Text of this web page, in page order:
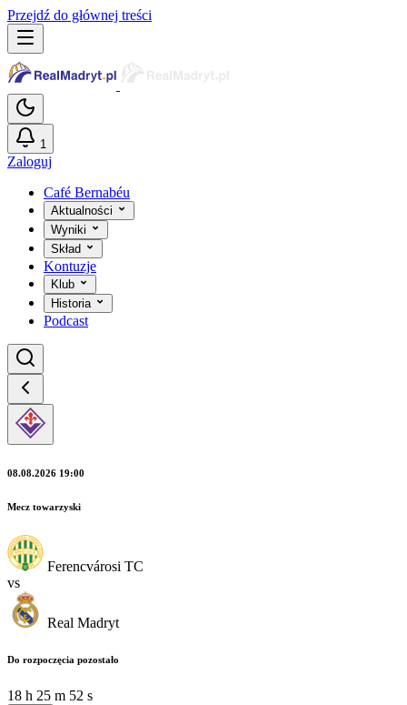
Przejdź do głównej treści
1
Zaloguj
Café Bernabéu
Aktualności
Wyniki
Skład
Kontuzje
Klub
Historia
Podcast
08.08.2026 19:00
Mecz towarzyski
Ferencvárosi TC
vs
Real Madryt
Do rozpoczęcia pozostało
18 h 25 m 50 s